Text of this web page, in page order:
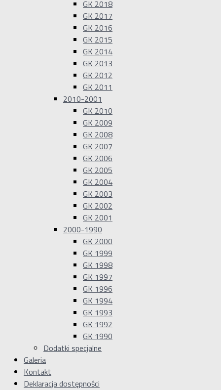
GK 2018
GK 2017
GK 2016
GK 2015
GK 2014
GK 2013
GK 2012
GK 2011
2010-2001
GK 2010
GK 2009
GK 2008
GK 2007
GK 2006
GK 2005
GK 2004
GK 2003
GK 2002
GK 2001
2000-1990
GK 2000
GK 1999
GK 1998
GK 1997
GK 1996
GK 1994
GK 1993
GK 1992
GK 1990
Dodatki specjalne
Galeria
Kontakt
Deklaracja dostępności